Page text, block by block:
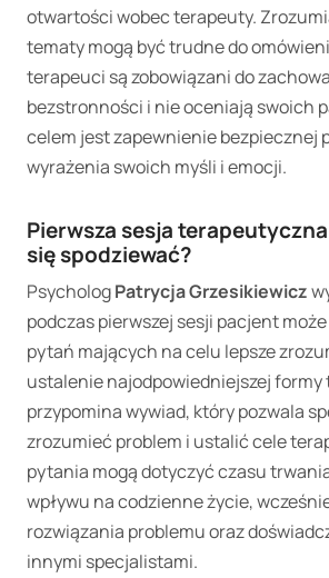
otwartości wobec terapeuty.
tematy mogą być trudne do
terapeuci są zobowiązani do
bezstronności i nie oceniają swoich
celem jest zapewnienie bezpiecznej
wyrażenia swoich myśli i emocji.
Pierwsza sesja
się spodziewać?
PsychologPatrycja Grzesikiewicz
podczas pierwszej sesji pacjent
pytań mających na celu lepsze
ustalenie najodpowiedniejszej formy
przypomina wywiad, który pozwala
zrozumieć problem i ustalić cele
pytania mogą dotyczyć czasu
wpływu na codzienne życie,
rozwiązania problemu oraz
innymi specjalistami.